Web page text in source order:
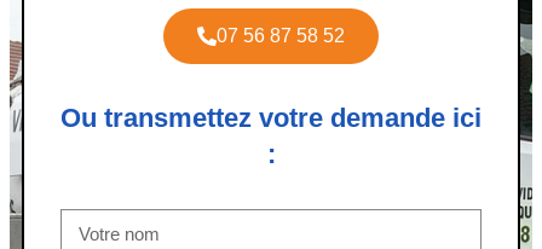
07 56 87 58 52
Ou transmettez votre demande ici
: